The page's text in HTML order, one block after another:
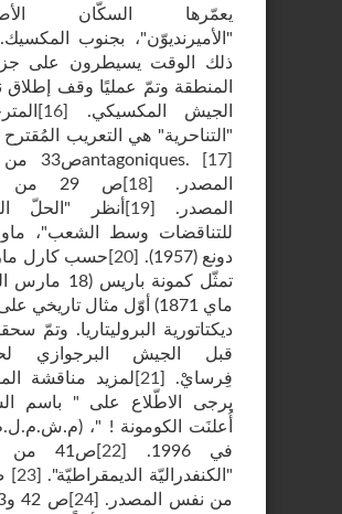
يعمّرها السكّان
"الأميرنديوّن"، بجنوب
ذلك الوقت يسيطرون على
المنطقة وتمّ عمليًا وقف إطلاق
الجيش المكسيكي. [
16
]
"التناحرية" هي التعريب
antagoniques. [17]
ص33
المصدر. [
18
]
ص 29
المصدر. [
19
] أنظر "الحلّ
للتناقضات وسط الشعب"،
دونع (1957).
[
20
] حسب كارل
ماي 1871) أوّل مثال تاريخي
ديكتاتورية البروليتاريا. وتمّ
قبل الجيش البرجوازي
فِرسايْ. [
21
] لمزيد مناقشة
يرجى الاطّلاع على " باسم
أُعلنَت الكومونة ! "،
في 1996.
[
22
]
ص41
"الكنفدراليّة الديمقراطيّة". [
23
]
من نفس المصدر. [
24
]